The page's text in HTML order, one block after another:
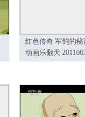
红色传奇 军鸽的秘
动画乐翻天